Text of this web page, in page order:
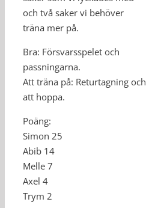
och två saker vi behöver
träna mer på.
Bra: Försvarsspelet och
passningarna.
Att träna på: Returtagning och
att hoppa.
Poäng:
Simon 25
Abib 14
Melle 7
Axel 4
Trym 2